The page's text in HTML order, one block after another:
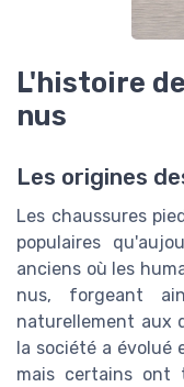
L'histoire
nus
Les origines
Les chaussures
populaires
anciens où les
nus, forgeant
naturellement aux
la société a évolué
mais certains ont